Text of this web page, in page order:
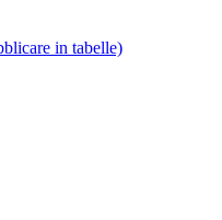
in tabelle)